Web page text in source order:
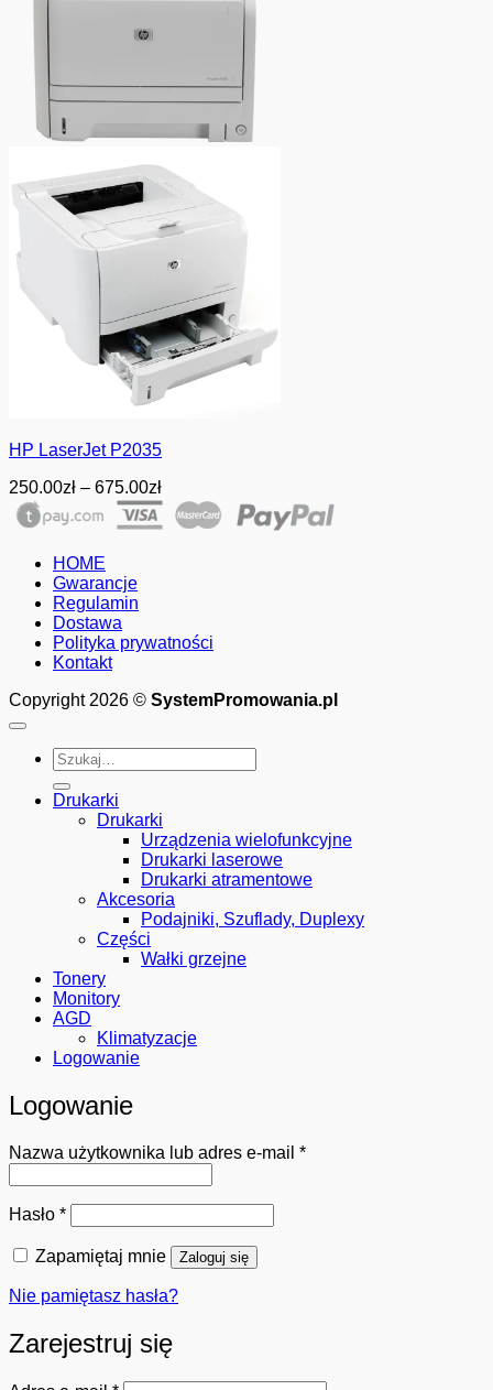
HP LaserJet P2035
250.00zł – 675.00złZakres
cen:
od
HOME
Gwarancje
Regulamin
Dostawa
Polityka prywatności
Kontakt
Copyright 2026 © SystemPromowania.pl
Szukaj:
Drukarki
Drukarki
Urządzenia wielofunkcyjne
Drukarki laserowe
Drukarki atramentowe
Akcesoria
Podajniki, Szuflady, Duplexy
Części
Wałki grzejne
Tonery
Monitory
AGD
Klimatyzacje
Logowanie
Logowanie
Nazwa użytkownika lub adres e-mail *Wymagane
Hasło *Wymagane
Zapamiętaj mnie Zaloguj się
Nie pamiętasz hasła?
Zarejestruj się